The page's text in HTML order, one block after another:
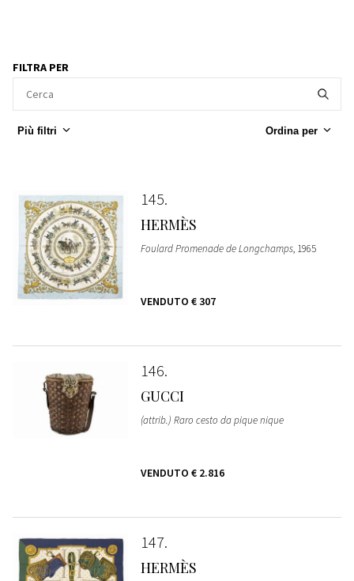
FILTRA PER
Più filtri Ordina per
145
HERMÈS
Foulard Promenade de Longchamps, 1965
VENDUTO € 307
146
GUCCI
(attrib.) Raro cesto da pique nique
VENDUTO € 2.816
147
HERMÈS